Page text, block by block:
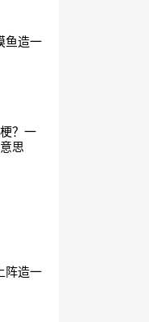
鱼造一
？一
思
阵造一